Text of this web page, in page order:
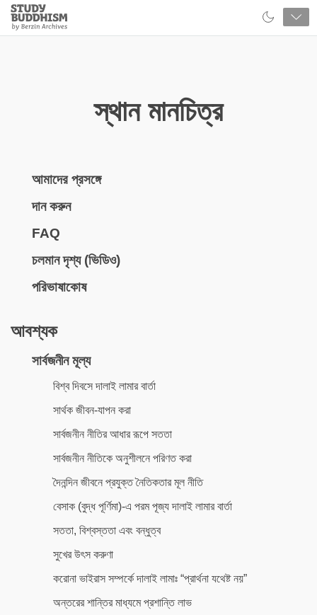
Close
Study
Buddhism
স্থান মানচিত্র
আমাদের প্রসঙ্গে
দান করুন
FAQ
চলমান দৃশ্য (ভিডিও)
পরিভাষাকোষ
আবশ্যক
সার্বজনীন মূল্য
বিশ্ব দিবসে দালাই লামার বার্তা
সার্থক জীবন-যাপন করা
সার্বজনীন নীতির আধার রূপে সততা
সার্বজনীন নীতিকে অনুশীলনে পরিণত করা
দৈনন্দিন জীবনে প্রযুক্ত নৈতিকতার মূল নীতি
বেসাক (বুদ্ধ পূর্ণিমা)-এ পরম পূজ্য দালাই লামার বার্তা
সততা, বিশ্বস্ততা এবং বন্ধুত্ব
সুখের উৎস করুণা
করোনা ভাইরাস সম্পর্কে দালাই লামাঃ “প্রার্থনা যথেষ্ট নয়”
অন্তরের শান্তির মাধ্যমে প্রশান্তি লাভ